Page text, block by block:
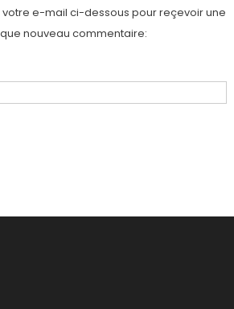
votre e-mail ci-dessous pour reçevoir une
nouveau commentaire: